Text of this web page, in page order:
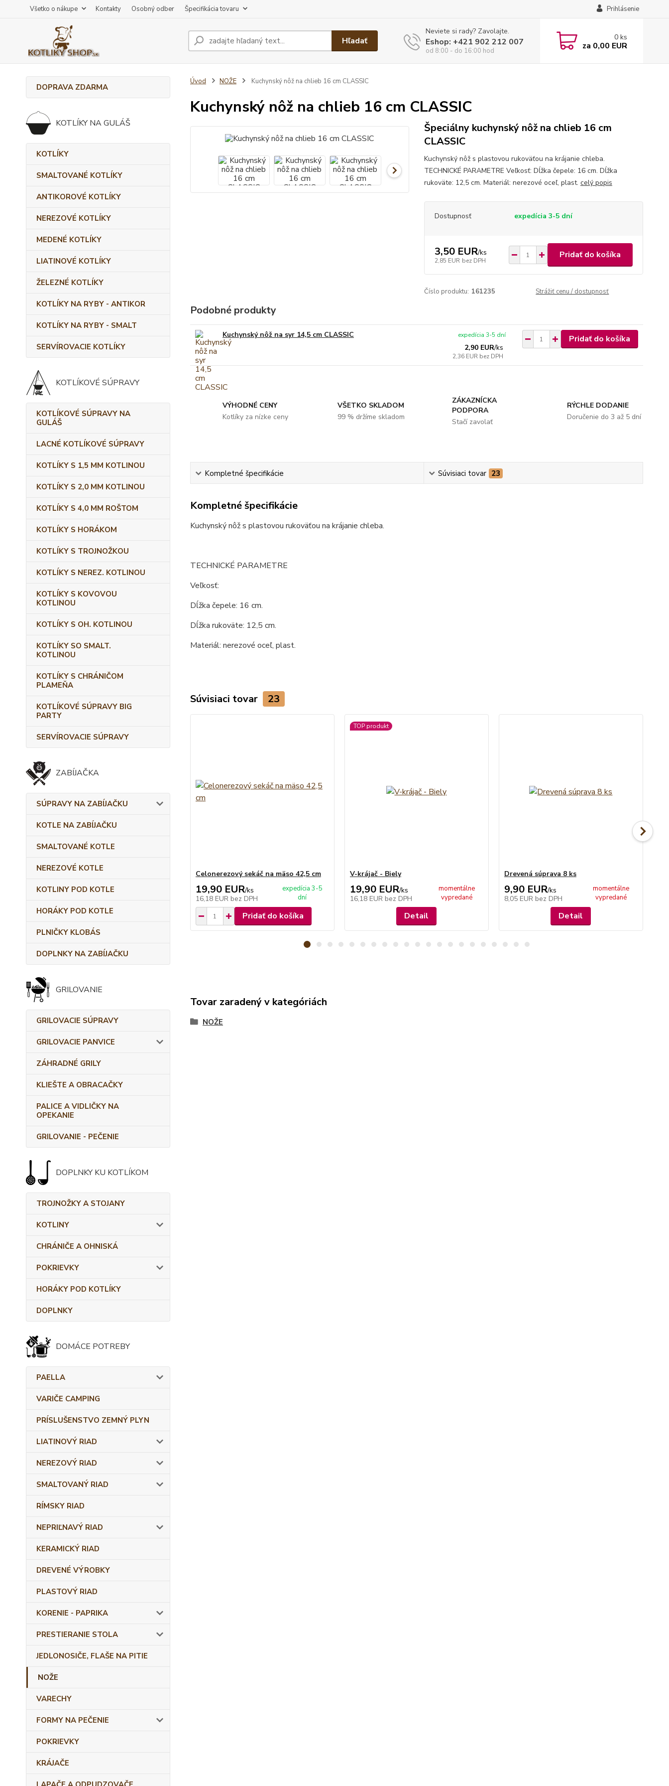
Všetko o nákupe Kontakty Osobný odber Špecifikácia tovaru Prihlásenie
Hľadať
Neviete si rady? Zavolajte.
Eshop: +421 902 212 007
od 8:00 - do 16:00 hod
0 ks
za 0,00 EUR
DOPRAVA ZDARMA
KOTLÍKY NA GULÁŠ
KOTLÍKY
SMALTOVANÉ KOTLÍKY
ANTIKOROVÉ KOTLÍKY
NEREZOVÉ KOTLÍKY
MEDENÉ KOTLÍKY
LIATINOVÉ KOTLÍKY
ŽELEZNÉ KOTLÍKY
KOTLÍKY NA RYBY - ANTIKOR
KOTLÍKY NA RYBY - SMALT
SERVÍROVACIE KOTLÍKY
KOTLÍKOVÉ SÚPRAVY
KOTLÍKOVÉ SÚPRAVY NA
GULÁŠ
LACNÉ KOTLÍKOVÉ SÚPRAVY
KOTLÍKY S 1,5 MM KOTLINOU
KOTLÍKY S 2,0 MM KOTLINOU
KOTLÍKY S 4,0 MM ROŠTOM
KOTLÍKY S HORÁKOM
KOTLÍKY S TROJNOŽKOU
KOTLÍKY S NEREZ. KOTLINOU
KOTLÍKY S KOVOVOU
KOTLINOU
KOTLÍKY S OH. KOTLINOU
KOTLÍKY SO SMALT.
KOTLINOU
KOTLÍKY S CHRÁNIČOM
PLAMEŇA
KOTLÍKOVÉ SÚPRAVY BIG
PARTY
SERVÍROVACIE SÚPRAVY
ZABÍJAČKA
SÚPRAVY NA ZABÍJAČKU
KOTLE NA ZABÍJAČKU
SMALTOVANÉ KOTLE
NEREZOVÉ KOTLE
KOTLINY POD KOTLE
HORÁKY POD KOTLE
PLNIČKY KLOBÁS
DOPLNKY NA ZABÍJAČKU
GRILOVANIE
GRILOVACIE SÚPRAVY
GRILOVACIE PANVICE
ZÁHRADNÉ GRILY
KLIEŠTE A OBRACAČKY
PALICE A VIDLIČKY NA
OPEKANIE
GRILOVANIE - PEČENIE
DOPLNKY KU KOTLÍKOM
TROJNOŽKY A STOJANY
KOTLINY
CHRÁNIČE A OHNISKÁ
POKRIEVKY
HORÁKY POD KOTLÍKY
DOPLNKY
DOMÁCE POTREBY
PAELLA
VARIČE CAMPING
PRÍSLUŠENSTVO ZEMNÝ PLYN
LIATINOVÝ RIAD
NEREZOVÝ RIAD
SMALTOVANÝ RIAD
RÍMSKY RIAD
NEPRIĽNAVÝ RIAD
KERAMICKÝ RIAD
DREVENÉ VÝROBKY
PLASTOVÝ RIAD
KORENIE - PAPRIKA
PRESTIERANIE STOLA
JEDLONOSIČE, FLAŠE NA PITIE
NOŽE
VARECHY
FORMY NA PEČENIE
POKRIEVKY
KRÁJAČE
Úvod NOŽE Kuchynský nôž na chlieb 16 cm CLASSIC
Kuchynský nôž na chlieb 16 cm CLASSIC
Špeciálny kuchynský nôž na chlieb 16 cm
CLASSIC
Kuchynský nôž s plastovou rukoväťou na krájanie chleba.
TECHNICKÉ PARAMETRE Veľkosť: Dĺžka čepele: 16 cm. Dĺžka
rukoväte: 12,5 cm. Materiál: nerezové oceľ, plast. celý popis
Dostupnosť expedícia 3-5 dní
3,50 EUR/ks
2,85 EUR bez DPH
Pridať do košíka
Číslo produktu: 161235 Strážiť cenu / dostupnosť
Podobné produkty
Kuchynský nôž na syr 14,5 cm CLASSIC
2,90 EUR/ks
2,36 EUR bez DPH
expedícia 3-5 dní Pridať do košíka
VÝHODNÉ CENY
Kotlíky za nízke ceny
VŠETKO SKLADOM
99 % držíme skladom
ZÁKAZNÍCKA
PODPORA
Stačí zavolať
RÝCHLE DODANIE
Doručenie do 3 až 5 dní
Kompletné špecifikácie Súvisiaci tovar 23
Kompletné špecifikácie
Kuchynský nôž s plastovou rukoväťou na krájanie chleba.
TECHNICKÉ PARAMETRE
Veľkosť:
Dĺžka čepele: 16 cm.
Dĺžka rukoväte: 12,5 cm.
Materiál: nerezové oceľ, plast.
Súvisiaci tovar 23
Celonerezový sekáč na mäso 42,5 cm
19,90 EUR/ks
16,18 EUR bez DPH
expedícia 3-5
dní
Pridať do košíka
TOP produkt
V-krájač - Biely
19,90 EUR/ks
16,18 EUR bez DPH
momentálne
vypredané
Detail
Drevená súprava 8 ks
9,90 EUR/ks
8,05 EUR bez DPH
momentálne
vypredané
Detail
Tovar zaradený v kategóriách
NOŽE